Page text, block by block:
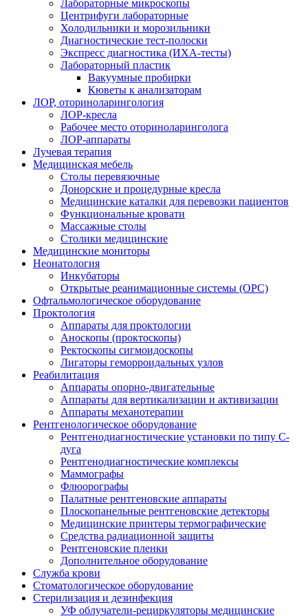
Лабораторные микроскопы
Центрифуги лабораторные
Холодильники и морозильники
Диагностические тест-полоски
Экспресс диагностика (ИХА-тесты)
Лабораторный пластик
Вакуумные пробирки
Кюветы к анализаторам
ЛОР, оториноларингология
ЛОР-кресла
Рабочее место оториноларинголога
ЛОР-аппараты
Лучевая терапия
Медицинская мебель
Столы перевязочные
Донорские и процедурные кресла
Медицинские каталки для перевозки пациентов
Функциональные кровати
Массажные столы
Столики медицинские
Медицинские мониторы
Неонатология
Инкубаторы
Открытые реанимационные системы (ОРС)
Офтальмологическое оборудование
Проктология
Аппараты для проктологии
Аноскопы (проктоскопы)
Ректоскопы сигмоидоскопы
Лигаторы геморроидальных узлов
Реабилитация
Аппараты опорно-двигательные
Аппараты для вертикализации и активизации
Аппараты механотерапии
Рентгенологическое оборудование
Рентгенодиагностические установки по типу С-
дуга
Рентгенодиагностические комплексы
Маммографы
Флюорографы
Палатные рентгеновские аппараты
Плоскопанельные рентгеновские детекторы
Медицинские принтеры термографические
Средства радиационной защиты
Рентгеновские пленки
Дополнительное оборудование
Служба крови
Стоматологическое оборудование
Стерилизация и дезинфекция
УФ облучатели-рециркуляторы медицинские